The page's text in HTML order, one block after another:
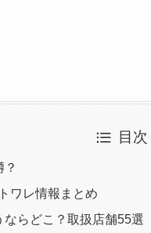
目次
ワレ情報まとめ
らどこ？取扱店舗55選